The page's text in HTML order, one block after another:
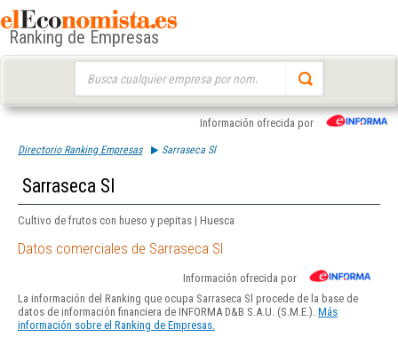
Ranking de Empresas
Información ofrecida por
Directorio Ranking Empresas Sarraseca Sl
Sarraseca Sl
Cultivo de frutos con hueso y pepitas | Huesca
Datos comerciales de Sarraseca Sl
Información ofrecida por
La información del Ranking que ocupa Sarraseca Sl procede de la base de
datos de información financiera de INFORMA D&B S.A.U. (S.M.E.). Más
información sobre el Ranking de Empresas.